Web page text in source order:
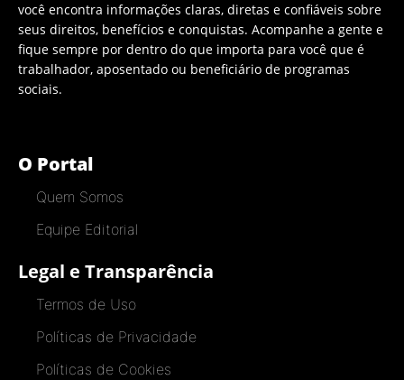
você encontra informações claras, diretas e confiáveis sobre
seus direitos, benefícios e conquistas. Acompanhe a gente e
fique sempre por dentro do que importa para você que é
trabalhador, aposentado ou beneficiário de programas
sociais.
O Portal
Quem Somos
Equipe Editorial
Legal e Transparência
Termos de Uso
Políticas de Privacidade
Políticas de Cookies